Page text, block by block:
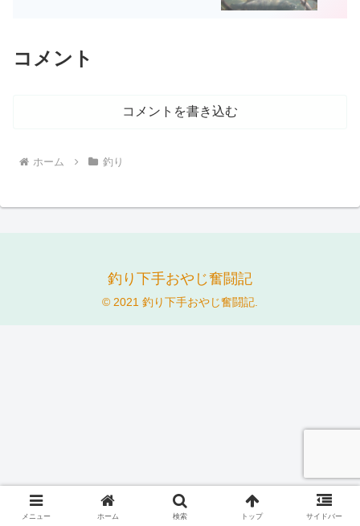
コメント
コメントを書き込む
ホーム 釣り
釣り下手おやじ奮闘記
© 2021 釣り下手おやじ奮闘記.
メニュー ホーム 検索 トップ サイドバー